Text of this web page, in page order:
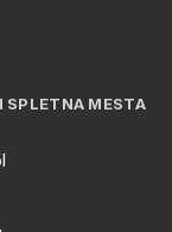
SPLETNA MESTA